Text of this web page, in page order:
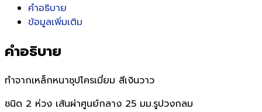
คำอธิบาย
ข้อมูลเพิ่มเติม
คำอธิบาย
ทำจากเหล็กหนาชุปโครเมี่ยม สีเงินวาว
ชนิด 2 ห่วง เส้นผ่าศูนย์กลาง 25 มม.รูปวงกลม